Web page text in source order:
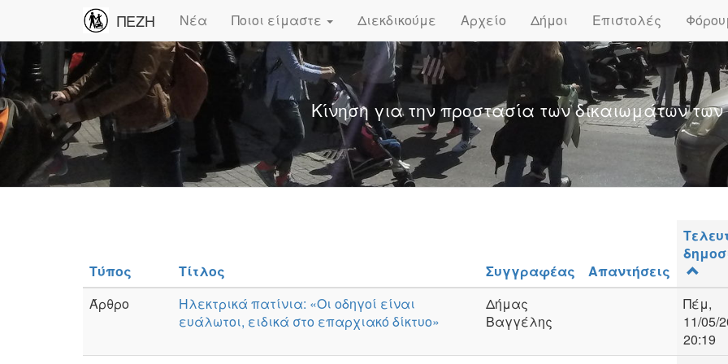
ΠΕΖΗ Νέα Ποιοι είμαστε Διεκδικούμε Αρχείο Δήμοι Επιστολές
Κίνηση για την προστασία των δικαιωμάτων
Τύπος Τίτλος Συγγραφέας Απαντήσεις
Άρθρο
Hλεκτρικά πατίνια: «Οι οδηγοί είναι
ευάλωτοι, ειδικά στο επαρχιακό δίκτυο»
Δήμας
Βαγγέλης
Πέμ,
11/05/
20:19